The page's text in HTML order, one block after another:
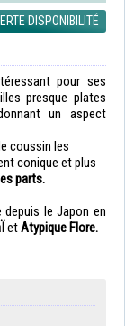
DISPONIBILITÉ
pour ses
presque plates
un aspect
coussin les
conique et plus
parts.
le Japon en
etAtypique Flore.